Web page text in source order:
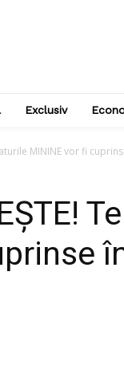
Exclusiv
MININE vor fi